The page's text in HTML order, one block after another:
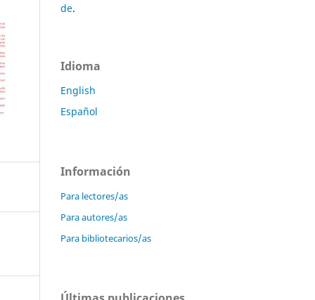
de.
Idioma
English
Español
Información
Para lectores/as
Para autores/as
Para bibliotecarios/as